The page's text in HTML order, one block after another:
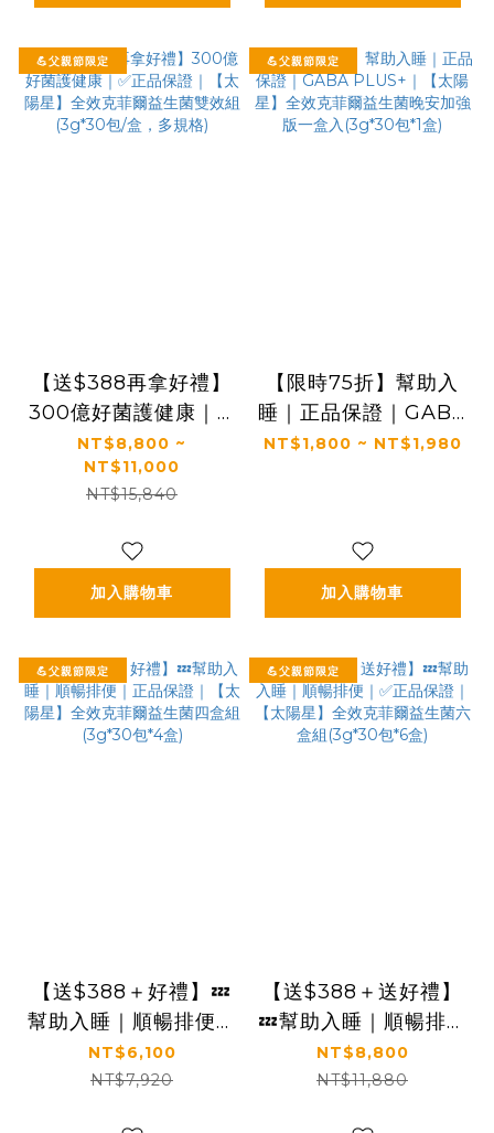
💪父親節限定
【送$388再拿好禮】
300億好菌護健康｜✅
正品保證｜【太陽星】
全效克菲爾益生菌雙效
組(3g*30包/盒，多規
NT$8,800 ~
NT$11,000
NT$15,840
加入購物車
💪父親節限定
【限時75折】幫助入
睡｜正品保證｜GABA
PLUS+｜【太陽星】
NT$1,800 ~ NT$1,980
加入購物車
💪父親節限定
【送$388＋好禮】💤
幫助入睡｜順暢排便｜
正品保證｜【太陽星】
全效克菲爾益生菌四盒
NT$6,100
NT$7,920
💪父親節限定
【送$388＋送好禮】
💤幫助入睡｜順暢排便
｜✅正品保證｜【太陽
星】全效克菲爾益生菌
NT$8,800
NT$11,880